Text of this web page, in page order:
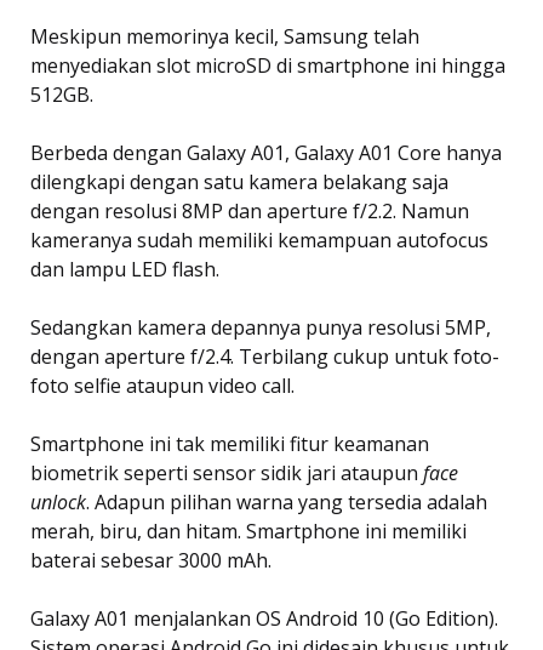
Meskipun memorinya kecil, Samsung telah
menyediakan slot microSD di smartphone ini hingga
512GB.
Berbeda dengan Galaxy A01, Galaxy A01 Core hanya
dilengkapi dengan satu kamera belakang saja
dengan resolusi 8MP dan aperture f/2.2. Namun
kameranya sudah memiliki kemampuan autofocus
dan lampu LED flash.
Sedangkan kamera depannya punya resolusi 5MP,
dengan aperture f/2.4. Terbilang cukup untuk foto-
foto selfie ataupun video call.
Smartphone ini tak memiliki fitur keamanan
biometrik seperti sensor sidik jari ataupun face
unlock. Adapun pilihan warna yang tersedia adalah
merah, biru, dan hitam. Smartphone ini memiliki
baterai sebesar 3000 mAh.
Galaxy A01 menjalankan OS Android 10 (Go Edition).